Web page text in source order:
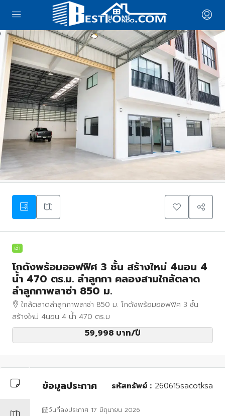
เช่า
โกดังพร้อมออฟฟิศ 3 ชั้น สร้างใหม่ 4นอน 4
น้ำ 470 ตร.ม. ลำลูกกา คลองสามใกล้ตลาด
ลำลูกกาพลาซ่า 850 ม.
ใกล้ตลาดลำลูกกาพลาซ่า 850 ม. โกดังพร้อมออฟฟิศ 3 ชั้น
สร้างใหม่ 4นอน 4 น้ำ 470 ตร.ม
59,998 บาท/ปี
ข้อมูลประกาศ รหัสทรัพย์ : 260615sacotksa
วันที่ลงประกาศ 17 มิถุนายน 2026